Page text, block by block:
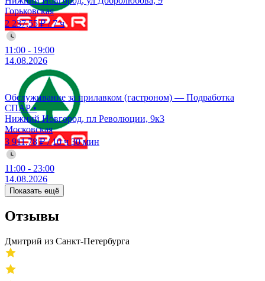
Горьковская
2 237,55 ₽/7 ч
11:00 - 19:00
14.08.2026
Обслуживание за прилавком (гастроном) — Подработка
СПАР•
Нижний Новгород, пл Революции, 9к3
Московская
3 911,78 ₽/10 ч 30 мин
11:00 - 23:00
14.08.2026
Показать ещё
Отзывы
Дмитрий из Санкт-Петербурга